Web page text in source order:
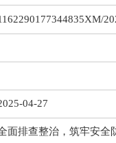
04-27
面排查整治，筑牢安